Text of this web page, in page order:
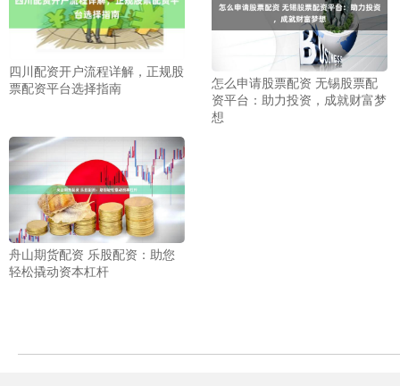
四川配资开户流程详解，正规股
票配资平台选择指南
怎么申请股票配资 无锡股票配
资平台：助力投资，成就财富梦
想
舟山期货配资 乐股配资：助您
轻松撬动资本杠杆